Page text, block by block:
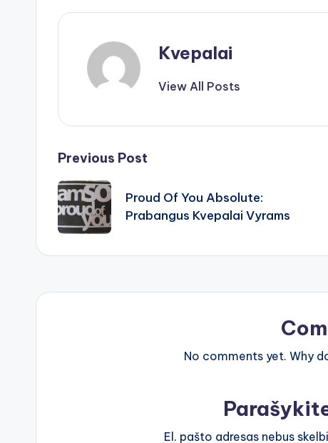
Kvepalai
View All Posts
Post
navigation
Previous Post
Proud Of You Absolute:
Prabangus Kvepalai Vyrams
No comments yet. Why
El. pašto adresas nebus